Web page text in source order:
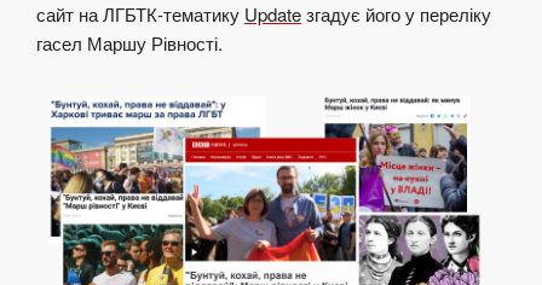
сайт на ЛГБТК-тематику Updateзгадує його у переліку
гасел Маршу Рівності.